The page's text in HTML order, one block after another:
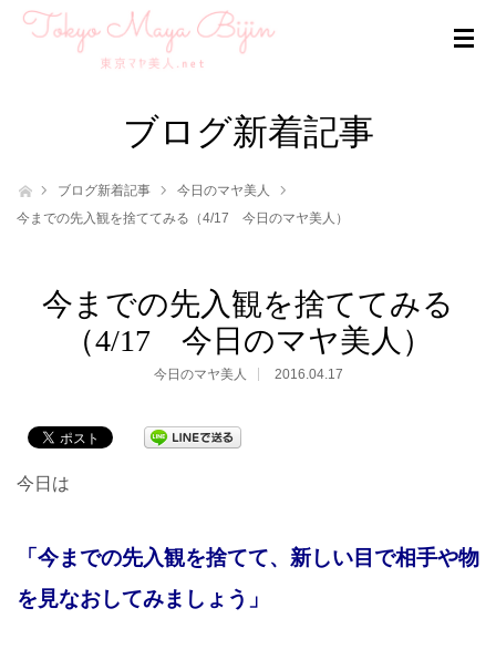
ブログ新着記事
ホームブログ新着記事
今日のマヤ美人
今までの先入観を捨ててみる（4/17 今日のマヤ美人）
今までの先入観を捨ててみる
（4/17 今日のマヤ美人）
今日のマヤ美人 2016.04.17
今日は
「今までの先入観を捨てて、新しい目で相手や物
を見なおしてみましょう」